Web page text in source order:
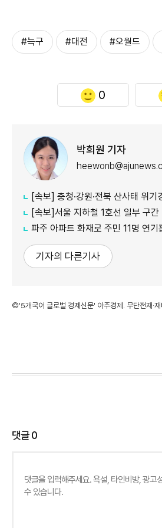
#늑구 #대전 #오월드
0
박희원 기자
[속보] 충청·강원·전북 산사태 위기
[속보]서울 지하철 1호선 일부 구간 단
파주 아파트 화재로 주민 11명 연
기자의 다른기사
©'5개국어 글로벌 경제신문' 아주경제. 무단전재·재
댓글0